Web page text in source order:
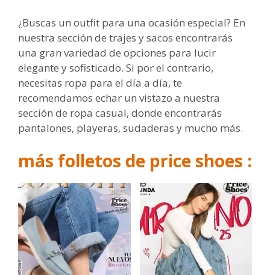
¿Buscas un outfit para una ocasión especial? En
nuestra sección de trajes y sacos encontrarás
una gran variedad de opciones para lucir
elegante y sofisticado. Si por el contrario,
necesitas ropa para el día a día, te
recomendamos echar un vistazo a nuestra
sección de ropa casual, donde encontrarás
pantalones, playeras, sudaderas y mucho más.
más folletos de price shoes :